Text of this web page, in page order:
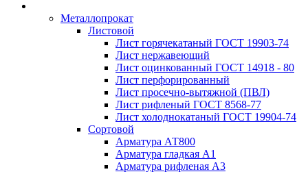
Металлопрокат
Листовой
Лист горячекатаный ГОСТ 19903-74
Лист нержавеющий
Лист оцинкованный ГОСТ 14918 - 80
Лист перфорированный
Лист просечно-вытяжной (ПВЛ)
Лист рифленый ГОСТ 8568-77
Лист холоднокатаный ГОСТ 19904-74
Сортовой
Арматура АТ800
Арматура гладкая А1
Арматура рифленая А3